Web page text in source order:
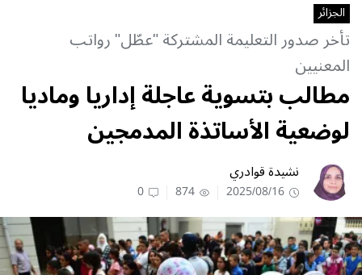
الجزائر
تأخر صدور التعليمة المشتركة "عطّل" رواتب
المعنيين
مطالب بتسوية عاجلة إداريا وماديا
لوضعية الأساتذة المدمجين
نشيدة قوادري
2025/08/16
874
0